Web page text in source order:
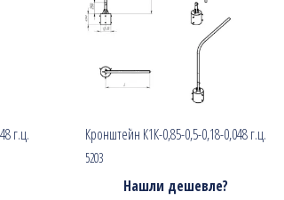
г.ц. Кронштейн К1К-0,85-0,5-0,18-0,048 г.ц.
5203
Нашли дешевле?